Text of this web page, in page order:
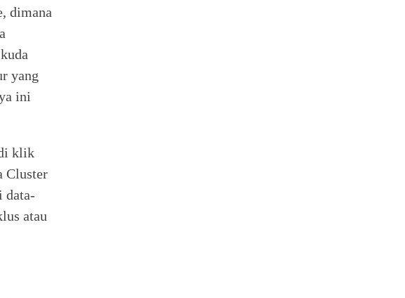
dimana
yang
ini
klik
Cluster
data-
atau